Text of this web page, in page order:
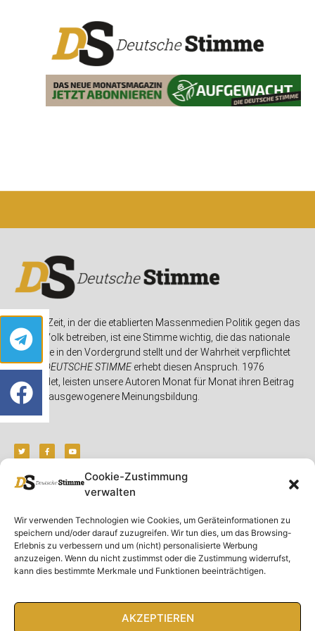
Cookie-Zustimmung
verwalten
Wir verwenden Technologien wie Cookies, um Geräteinformationen zu
speichern und/oder darauf zuzugreifen. Wir tun dies, um das Browsing-
Erlebnis zu verbessern und um (nicht) personalisierte Werbung
anzuzeigen. Wenn du nicht zustimmst oder die Zustimmung widerrufst,
kann dies bestimmte Merkmale und Funktionen beeinträchtigen.
AKZEPTIEREN
In einer Zeit, in der die etablierten Massenmedien Politik gegen das
eigene Volk betreiben, ist eine Stimme wichtig, die das nationale
Interesse in den Vordergrund stellt und der Wahrheit verpflichtet
ist. Die
DEUTSCHE STIMMEerhebt diesen Anspruch. 1976
gegründet, leisten unsere Autoren Monat für Monat ihren Beitrag
für eine ausgewogenere Meinungsbildung.
Unser Magazin
Spenden
Ausgaben
DS-TV
Rubriken
Deutschland
Ausland
Gespräch
Feuilleton
Rechtliche Hinweise
Impressum
Datenschutzerklärung